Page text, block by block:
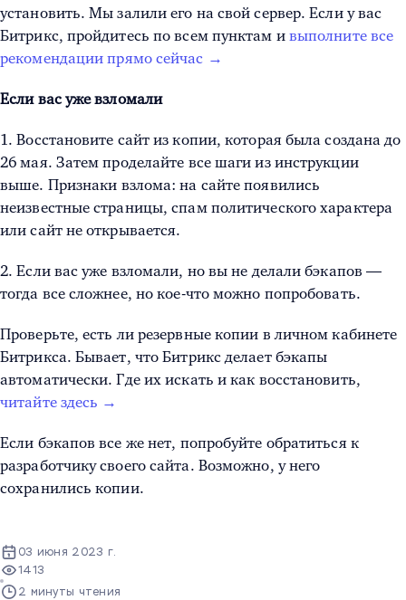
установить. Мы залили его на свой сервер. Если у вас
Битрикс, пройдитесь по всем пунктам и выполните все
рекомендации прямо сейчас →
Если вас уже взломали
1. Восстановите сайт из копии, которая была создана до
26 мая. Затем проделайте все шаги из инструкции
выше. Признаки взлома: на сайте появились
неизвестные страницы, спам политического характера
или сайт не открывается.
2. Если вас уже взломали, но вы не делали бэкапов —
тогда все сложнее, но кое-что можно попробовать.
Проверьте, есть ли резервные копии в личном кабинете
Битрикса. Бывает, что Битрикс делает бэкапы
автоматически. Где их искать и как восстановить,
читайте здесь →
Если бэкапов все же нет, попробуйте обратиться к
разработчику своего сайта. Возможно, у него
сохранились копии.
03 июня 2023 г.
1413
2 минуты чтения